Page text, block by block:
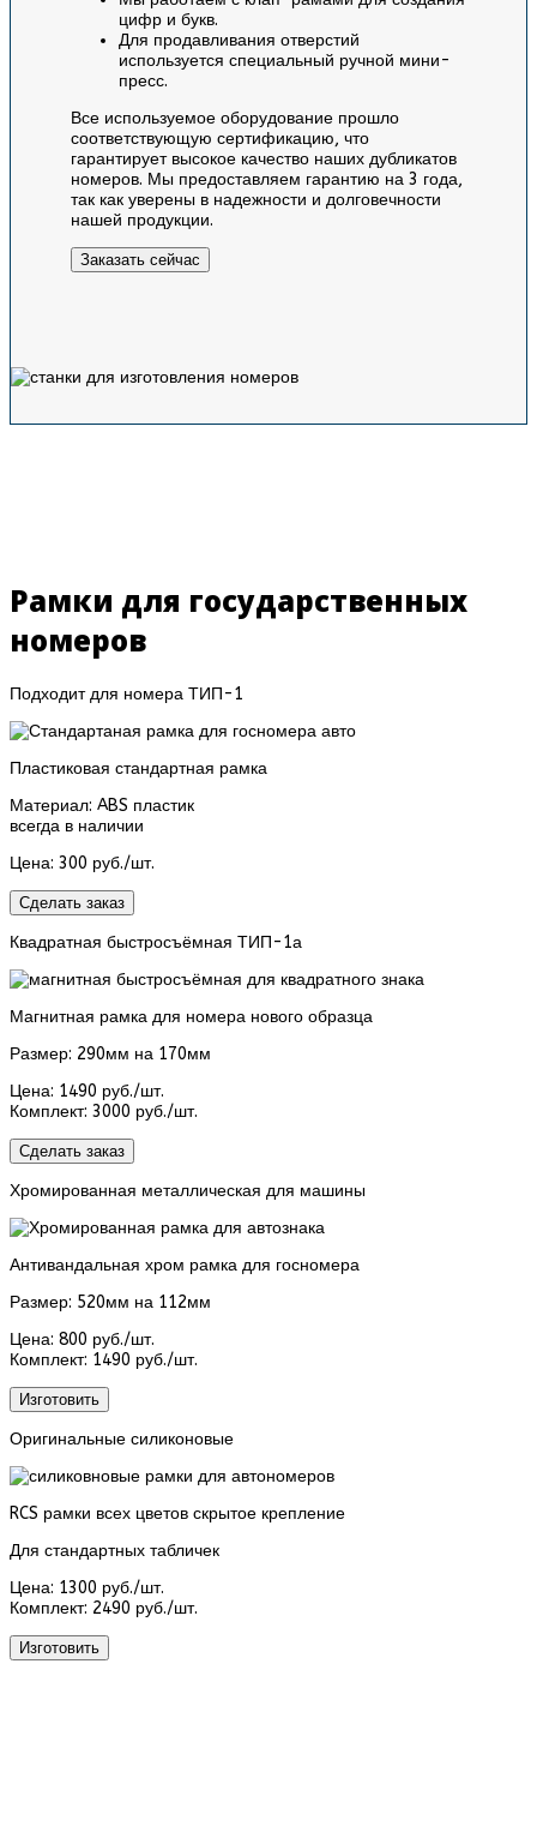
цифр и букв.
Для продавливания отверстий
используется специальный ручной мини-
пресс.
Все используемое оборудование прошло
соответствующую сертификацию, что
гарантирует высокое качество наших дубликатов
номеров. Мы предоставляем гарантию на 3 года,
так как уверены в надежности и долговечности
нашей продукции.
Заказать сейчас
Рамки для государственных
номеров
Подходит для номера ТИП-1
Пластиковая стандартная рамка
Материал: ABS пластик
всегда в наличии
Цена: 300 руб./шт.
Сделать заказ
Квадратная быстросъёмная ТИП-1а
Магнитная рамка для номера нового образца
Размер: 290мм на 170мм
Цена: 1490 руб./шт.
Комплект: 3000 руб./шт.
Сделать заказ
Хромированная металлическая для машины
Антивандальная хром рамка для госномера
Размер: 520мм на 112мм
Цена: 800 руб./шт.
Комплект: 1490 руб./шт.
Изготовить
Оригинальные силиконовые
RCS рамки всех цветов скрытое крепление
Для стандартных табличек
Цена: 1300 руб./шт.
Комплект: 2490 руб./шт.
Изготовить